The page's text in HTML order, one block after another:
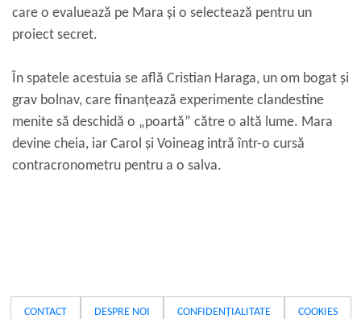
care o evaluează pe Mara și o selectează pentru un
proiect secret.
În spatele acestuia se află Cristian Haraga, un om bogat și
grav bolnav, care finanțează experimente clandestine
menite să deschidă o „poartă” către o altă lume. Mara
devine cheia, iar Carol și Voineag intră într-o cursă
contracronometru pentru a o salva.
CONTACT DESPRE NOI CONFIDENȚIALITATE COOKIES